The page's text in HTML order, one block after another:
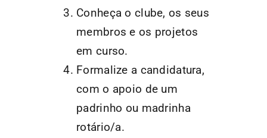
Conheça o clube, os seus
membros e os projetos
em curso.
Formalize a candidatura,
com o apoio de um
padrinho ou madrinha
rotário/a.